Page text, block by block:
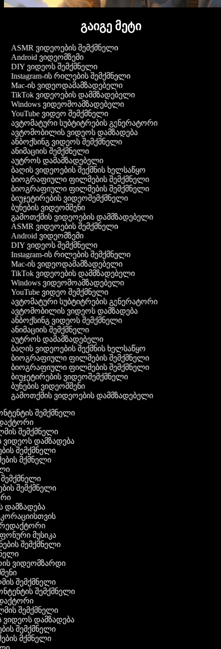
გაიგე მეტი
ASMR ვიდეოების შემქმნელი
Android ვიდეომზემი
DIY ვიდეოს შემქმნელი
Instagram-ის რილების შემქმნელი
Mac-ის ვიდეოდამამზადებელი
TikTok ვიდეოების დამმზადებელი
Windows ვიდეომოამზადებელი
YouTube ვიდეო შემქმნელი
ავტომატური სუბტიტრების გენერატორი
ავტომობილის ვიდეოს დამზადება
ანბოქსინგ ვიდეოს შემქმნელი
ანიმაციის შემქმნელი
აუტროს დამამზადებელი
ბაღის ვიდეოების შექმნის ხელსაწყო
ბიოგრაფიული ფილმების შემქმნელი
ბიოგრაფიული ფილმების შემქმნელი
ბიუჯეტირების ვიდეოშემქმნელი
ბუნების ვიდეომშენი
გამოთქმის ვიდეოების დამმზადებელი
ASMR ვიდეოების შემქმნელი
Android ვიდეომზემი
DIY ვიდეოს შემქმნელი
Instagram-ის რილების შემქმნელი
Mac-ის ვიდეოდამამზადებელი
TikTok ვიდეოების დამმზადებელი
Windows ვიდეომოამზადებელი
YouTube ვიდეო შემქმნელი
ავტომატური სუბტიტრების გენერატორი
ავტომობილის ვიდეოს დამზადება
ანბოქსინგ ვიდეოს შემქმნელი
ანიმაციის შემქმნელი
აუტროს დამამზადებელი
ბაღის ვიდეოების შექმნის ხელსაწყო
ბიოგრაფიული ფილმების შემქმნელი
ბიოგრაფიული ფილმების შემქმნელი
ბიუჯეტირების ვიდეოშემქმნელი
ბუნების ვიდეომშენი
გამოთქმის ვიდეოების დამმზადებელი
შემქმნელი
შემქმნელი
ვიდეოს დამზადება
შემქმნელი
მქმნელი
შემქმნელი
დამზადება
რედაქტორი
მუსიკა
შემქმნელი
ვიდეომზარდი
შემქმნელი
შემქმნელი
შემქმნელი
ვიდეოს დამზადება
შემქმნელი
მქმნელი